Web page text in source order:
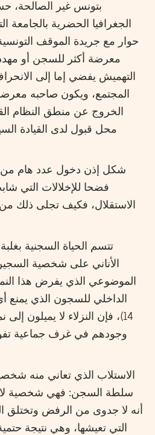
بتونس غير
الجغرافيا الحضرية بالجامعة
حوار مع جريدة الموقف
معرضة أكثر للسجن أو
التهميش يفضي إما إلى
المجتمع، ويكون صاحبه معرضا
الخروج عن منطق النظام
محل قبول لدى القيادة
شكل إذن دخول عدد هام من
فضحا للإخلالات التي
الاستقلال، فكيف تجلى ذلك من
تتسم الحياة السجنية
الأناني على شخصية
الموضوعي الذي يفرض هذا
الداخلي للسجون الذي
14)، فإن النزلاء لا يميلون
وجودهم في غرف جماعية تفوق
الاستلاب الذي تعاني منه
سلطة السجن: فهي شخصية لا
أنه لا جدوى من الرفض وتختلق
التي تعيشها، وهي نتيجة